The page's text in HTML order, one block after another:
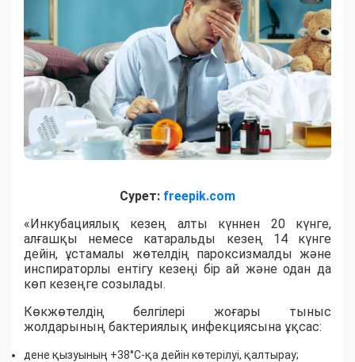
Сурет: freepik.com
«Инкубациялық кезең алты күннен 20 күнге,
алғашқы немесе катаральды кезең 14 күнге
дейін, ұстамалы жөтелдің пароксизмалды және
инспираторлы ентігу кезеңі бір ай және одан да
көп кезеңге созылады.
Көкжөтелдің белгілері жоғары тыныс
жолдарының бактериялық инфекциясына ұқсас:
дене қызуының +38°С-қа дейін көтерілуі, қалтырау;